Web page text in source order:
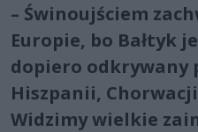
– Świnoujściem
Europie, bo Bałtyk
dopiero odkrywany
Hiszpanii,
Widzimy wielkie